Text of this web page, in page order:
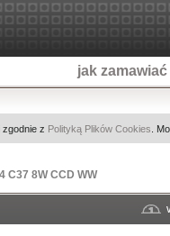
jak zamawiać
zgodnie z Polityką Plików Cookies .
C37 8W CCD WW